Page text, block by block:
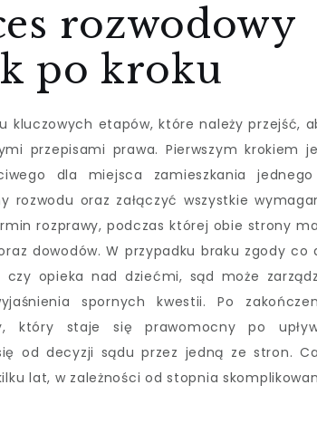
rozwodowy
po kroku
kluczowych etapów, które należy przejść,
przepisami prawa. Pierwszym krokiem
dla miejsca zamieszkania
rozwodu oraz załączyć wszystkie
rozprawy, podczas której obie strony
dowodów. W przypadku braku zgody co
opieka nad dziećmi, sąd może
spornych kwestii. Po
który staje się prawomocny po
od decyzji sądu przez jedną ze stron.
lat, w zależności od stopnia